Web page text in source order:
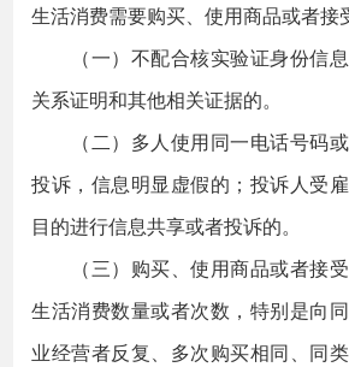
生活消费需要购买、使用商品或者接
（一）不配合核实验证身份信息
关系证明和其他相关证据的。
（二）多人使用同一电话号码或
投诉，信息明显虚假的；投诉人受
目的进行信息共享或者投诉的。
（三）购买、使用商品或者接受
生活消费数量或者次数，特别是向
业经营者反复、多次购买相同、同